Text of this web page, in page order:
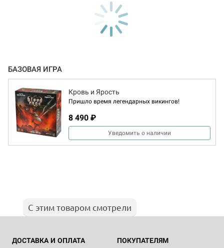
БАЗОВАЯ ИГРА
Кровь и Ярость
Пришло время легендарных викингов!
8 490 ₽
Уведомить о наличии
С этим товаром смотрели
ДОСТАВКА И ОПЛАТА ПОКУПАТЕЛЯМ